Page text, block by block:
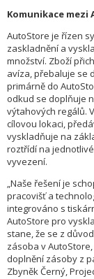
Komunikace mezi
AutoStore je řízen
zaskladnění a
množství. Zboží
avíza, přebaluje se
primárně do
odkud se doplňuje
výtahových regálů.
cílovou lokaci,
vyskladňuje na
roztřídí na
vyvezení.
„Naše řešení je
pracovišť a
integrováno s
AutoStore pro
stane, že se z
zásoba v
doplnění zásoby z
Zbyněk Černý,